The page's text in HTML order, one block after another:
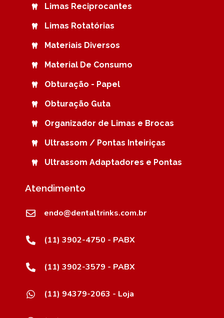
Limas Reciprocantes
Limas Rotatórias
Materiais Diversos
Material De Consumo
Obturação - Papel
Obturação Guta
Organizador de Limas e Brocas
Ultrassom / Pontas Inteiriças
Ultrassom Adaptadores e Pontas
Atendimento
endo@dentaltrinks.com.br
(11) 3902-4750 - PABX
(11) 3902-3579 - PABX
(11) 94379-2063 - Loja